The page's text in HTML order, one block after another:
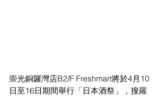
崇光銅鑼灣店B2/F Freshmart將於4月10
日至16日期間舉行「日本酒祭」，搜羅